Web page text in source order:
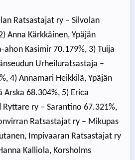
Ratsastajat ry – Silvolan
Anna Kärkkäinen, Ypäjän
ahon Kasimir 70.179%, 3) Tuija
Urheiluratsastaja –
4) Annamari Heikkilä, Ypäjän
Arska 68.304%, 5) Erica
Ryttare ry – Sarantino 67.321%,
Ratsastajat ry – Mikupas
Impivaaran Ratsastajat ry
Kalliola, Korsholms